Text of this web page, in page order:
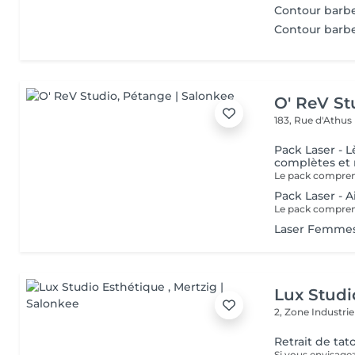
Contour
Contour
O' ReV
183, Rue d'Athus
Pack Laser -
complètes et
Pack Laser -
Laser
Lux
2, Zone
Retrait de